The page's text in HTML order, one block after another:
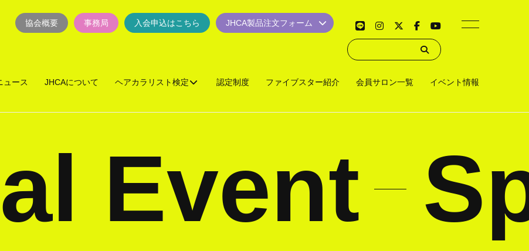
協会概要 事務局 入会申込はこちら JHCA製品注文フォーム
ュース JHCAについて ヘアカラリスト検定 認定制度 ファイブスター紹介 会員サロン一覧 イベント情報
Event